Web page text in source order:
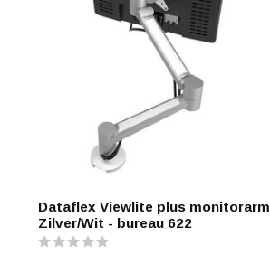
Dataflex Viewlite plus monitorarm
Zilver/Wit - bureau 622